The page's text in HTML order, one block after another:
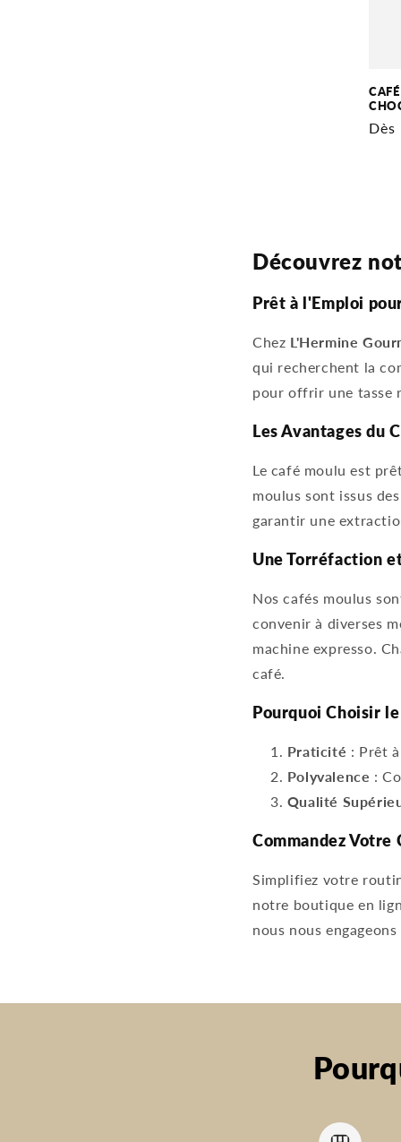
Prix
Dès
Découvrez
Prêt à l'Emploi
Chez L'Hermine
qui recherchent la
pour offrir une tasse
Les Avantages du
Le café moulu est
moulus sont issus
garantir une
Une Torréfaction
Nos cafés moulus
convenir à diverses
machine expresso.
café.
Pourquoi Choisir
Praticité : Prêt
Polyvalence :
Qualité
Commandez Votre
Simplifiez votre
notre boutique en
nous nous